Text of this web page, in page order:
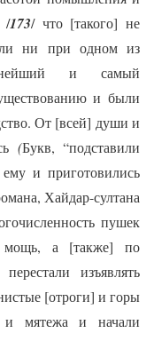
/173/ что [такого] не
ни при одном из
и самый
и были
От [всей] души и
(Букв, “подставили
ему и приготовились
Хайдар-султана
пушек
мощь, а [также] по
изъявлять
[отроги] и горы
и мятежа и начали